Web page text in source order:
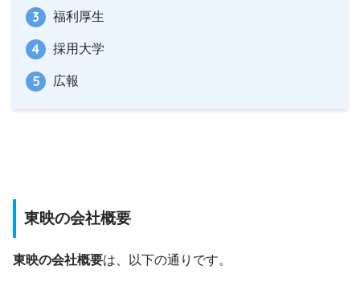
福利厚生
採用大学
広報
東映の会社概要
東映の会社概要は、以下の通りです。